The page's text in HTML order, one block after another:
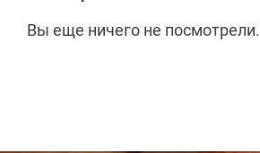
Вы еще ничего не посмотрели.